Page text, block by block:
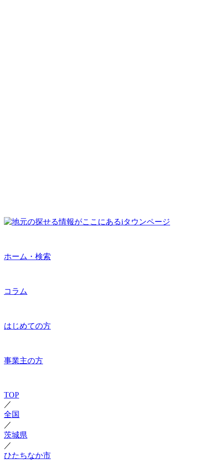
ホーム・検索
コラム
はじめての方
事業主の方
TOP
／
全国
／
茨城県
／
ひたちなか市